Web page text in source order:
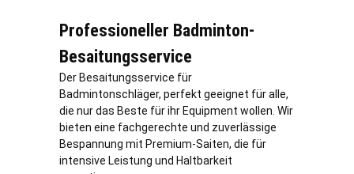
Professioneller Badminton-
Besaitungsservice
Der Besaitungsservice für
Badmintonschläger, perfekt geeignet für alle,
die nur das Beste für ihr Equipment wollen. Wir
bieten eine fachgerechte und zuverlässige
Bespannung mit Premium-Saiten, die für
intensive Leistung und Haltbarkeit